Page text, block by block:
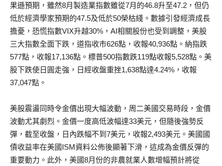
果遜預期，雖然8月製造業指數雖從7月的46.8升至47.2，但仍
低於經濟學家預期的47.5及低於50榮枯綫。數據引發經濟成長
擔憂，恐慌指數VIX升越30%，AI相關股份也受到調整，美股
三大指數全面下跌，道指收市626點，收報40,936點。納指跌
577點，收報17,136點。標普500指數跌119點收報5,528點。美
股下跌使日圓走強，日經收盤重挫1,638點達4.24%，收報
37,047點。
美股震盪同時令金價出現大幅波動，周二美國交易時段，金價
波動尤其劇烈。金價一度高低波幅達33美元，但隨後強勢反
彈，截至收盤，日內跌幅不到7美元，收報2,493美元。美國國
債收益率在美國ISM資料公佈後顯著下滑，這成為金價反彈的
重要動力。此外，美國8月份的非農就業人數增幅預計將從